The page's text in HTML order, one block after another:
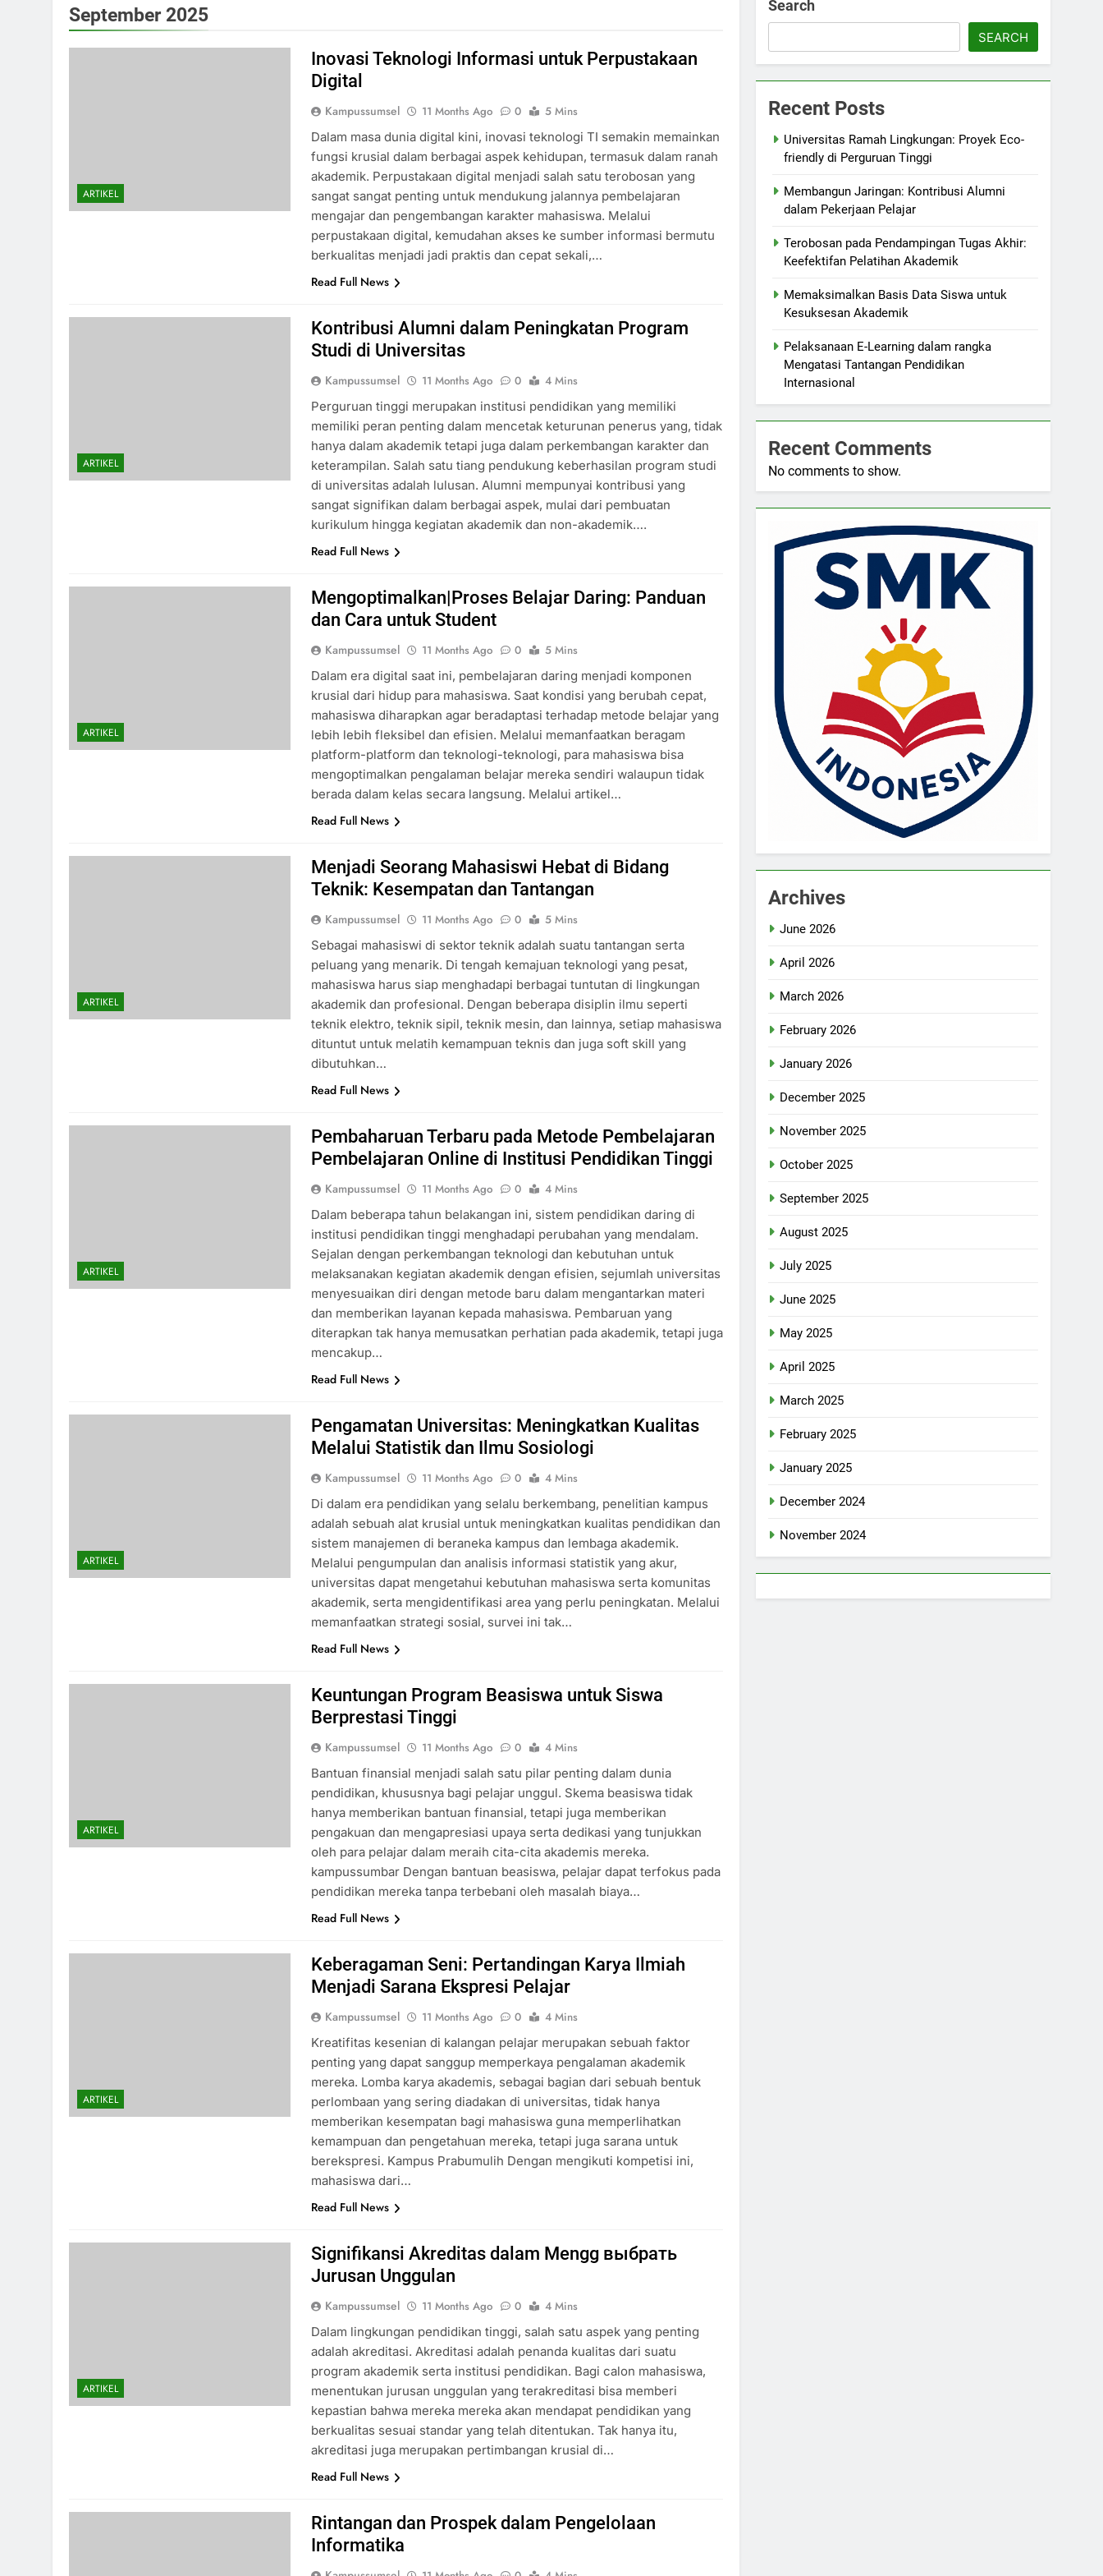
September 2025
ARTIKEL
Inovasi Teknologi Informasi untuk Perpustakaan
Digital
Kampussumsel 11 Months Ago 0
5 Mins
Dalam masa dunia digital kini, inovasi teknologi TI semakin memainkan
fungsi krusial dalam berbagai aspek kehidupan, termasuk dalam ranah
akademik. Perpustakaan digital menjadi salah satu terobosan yang
sangat sangat penting untuk mendukung jalannya pembelajaran
mengajar dan pengembangan karakter mahasiswa. Melalui
perpustakaan digital, kemudahan akses ke sumber informasi bermutu
berkualitas menjadi jadi praktis dan cepat sekali,…
Read Full News
ARTIKEL
Kontribusi Alumni dalam Peningkatan Program
Studi di Universitas
Kampussumsel 11 Months Ago 0
4 Mins
Perguruan tinggi merupakan institusi pendidikan yang memiliki
memiliki peran penting dalam mencetak keturunan penerus yang, tidak
hanya dalam akademik tetapi juga dalam perkembangan karakter dan
keterampilan. Salah satu tiang pendukung keberhasilan program studi
di universitas adalah lulusan. Alumni mempunyai kontribusi yang
sangat signifikan dalam berbagai aspek, mulai dari pembuatan
kurikulum hingga kegiatan akademik dan non-akademik….
Read Full News
ARTIKEL
Mengoptimalkan|Proses Belajar Daring: Panduan
dan Cara untuk Student
Kampussumsel 11 Months Ago 0
5 Mins
Dalam era digital saat ini, pembelajaran daring menjadi komponen
krusial dari hidup para mahasiswa. Saat kondisi yang berubah cepat,
mahasiswa diharapkan agar beradaptasi terhadap metode belajar yang
lebih lebih fleksibel dan efisien. Melalui memanfaatkan beragam
platform-platform dan teknologi-teknologi, para mahasiswa bisa
mengoptimalkan pengalaman belajar mereka sendiri walaupun tidak
berada dalam kelas secara langsung. Melalui artikel…
Read Full News
ARTIKEL
Menjadi Seorang Mahasiswi Hebat di Bidang
Teknik: Kesempatan dan Tantangan
Kampussumsel 11 Months Ago 0
5 Mins
Sebagai mahasiswi di sektor teknik adalah suatu tantangan serta
peluang yang menarik. Di tengah kemajuan teknologi yang pesat,
mahasiswa harus siap menghadapi berbagai tuntutan di lingkungan
akademik dan profesional. Dengan beberapa disiplin ilmu seperti
teknik elektro, teknik sipil, teknik mesin, dan lainnya, setiap mahasiswa
dituntut untuk melatih kemampuan teknis dan juga soft skill yang
dibutuhkan…
Read Full News
ARTIKEL
Pembaharuan Terbaru pada Metode Pembelajaran
Pembelajaran Online di Institusi Pendidikan Tinggi
Kampussumsel 11 Months Ago 0
4 Mins
Dalam beberapa tahun belakangan ini, sistem pendidikan daring di
institusi pendidikan tinggi menghadapi perubahan yang mendalam.
Sejalan dengan perkembangan teknologi dan kebutuhan untuk
melaksanakan kegiatan akademik dengan efisien, sejumlah universitas
menyesuaikan diri dengan metode baru dalam mengantarkan materi
dan memberikan layanan kepada mahasiswa. Pembaruan yang
diterapkan tak hanya memusatkan perhatian pada akademik, tetapi juga
mencakup…
Read Full News
ARTIKEL
Pengamatan Universitas: Meningkatkan Kualitas
Melalui Statistik dan Ilmu Sosiologi
Kampussumsel 11 Months Ago 0
4 Mins
Di dalam era pendidikan yang selalu berkembang, penelitian kampus
adalah sebuah alat krusial untuk meningkatkan kualitas pendidikan dan
sistem manajemen di beraneka kampus dan lembaga akademik.
Melalui pengumpulan dan analisis informasi statistik yang akur,
universitas dapat mengetahui kebutuhan mahasiswa serta komunitas
akademik, serta mengidentifikasi area yang perlu peningkatan. Melalui
memanfaatkan strategi sosial, survei ini tak…
Read Full News
ARTIKEL
Keuntungan Program Beasiswa untuk Siswa
Berprestasi Tinggi
Kampussumsel 11 Months Ago 0
4 Mins
Bantuan finansial menjadi salah satu pilar penting dalam dunia
pendidikan, khususnya bagi pelajar unggul. Skema beasiswa tidak
hanya memberikan bantuan finansial, tetapi juga memberikan
pengakuan dan mengapresiasi upaya serta dedikasi yang tunjukkan
oleh para pelajar dalam meraih cita-cita akademis mereka.
kampussumbar Dengan bantuan beasiswa, pelajar dapat terfokus pada
pendidikan mereka tanpa terbebani oleh masalah biaya…
Read Full News
ARTIKEL
Keberagaman Seni: Pertandingan Karya Ilmiah
Menjadi Sarana Ekspresi Pelajar
Kampussumsel 11 Months Ago 0
4 Mins
Kreatifitas kesenian di kalangan pelajar merupakan sebuah faktor
penting yang dapat sanggup memperkaya pengalaman akademik
mereka. Lomba karya akademis, sebagai bagian dari sebuah bentuk
perlombaan yang sering diadakan di universitas, tidak hanya
memberikan kesempatan bagi mahasiswa guna memperlihatkan
kemampuan dan pengetahuan mereka, tetapi juga sarana untuk
berekspresi. Kampus Prabumulih Dengan mengikuti kompetisi ini,
mahasiswa dari…
Read Full News
ARTIKEL
Signifikansi Akreditas dalam Mengg выбрать
Jurusan Unggulan
Kampussumsel 11 Months Ago 0
4 Mins
Dalam lingkungan pendidikan tinggi, salah satu aspek yang penting
adalah akreditasi. Akreditasi adalah penanda kualitas dari suatu
program akademik serta institusi pendidikan. Bagi calon mahasiswa,
menentukan jurusan unggulan yang terakreditasi bisa memberi
kepastian bahwa mereka mereka akan mendapat pendidikan yang
berkualitas sesuai standar yang telah ditentukan. Tak hanya itu,
akreditasi juga merupakan pertimbangan krusial di…
Read Full News
Rintangan dan Prospek dalam Pengelolaan
Informatika
Search
SEARCH
Recent Posts
Universitas Ramah Lingkungan: Proyek Eco-
friendly di Perguruan Tinggi
Membangun Jaringan: Kontribusi Alumni
dalam Pekerjaan Pelajar
Terobosan pada Pendampingan Tugas Akhir:
Keefektifan Pelatihan Akademik
Memaksimalkan Basis Data Siswa untuk
Kesuksesan Akademik
Pelaksanaan E-Learning dalam rangka
Mengatasi Tantangan Pendidikan
Internasional
Recent Comments
No comments to show.
Archives
June 2026
April 2026
March 2026
February 2026
January 2026
December 2025
November 2025
October 2025
September 2025
August 2025
July 2025
June 2025
May 2025
April 2025
March 2025
February 2025
January 2025
December 2024
November 2024